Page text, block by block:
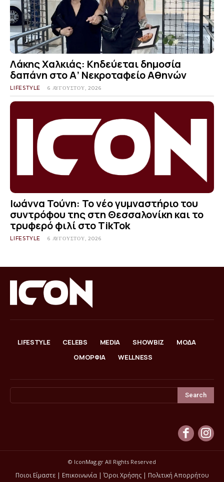
Λάκης Χαλκιάς: Κηδεύεται δημοσία
δαπάνη στο Α’ Νεκροταφείο Αθηνών
LIFESTYLE 6 ΑΥΓΟΎΣΤΟΥ, 2026
Ιωάννα Τούνη: Το νέο γυμναστήριο του
συντρόφου της στη Θεσσαλονίκη και το
τρυφερό φιλί στο TikTok
LIFESTYLE 6 ΑΥΓΟΎΣΤΟΥ, 2026
LIFESTYLE CELEBS MEDIA SHOWBIZ
ΜΟΔΑ
ΟΜΟΡΦΙΑ
WELLNESS
Search
© IconMag.gr All Rights Reserved
Ποιοι Είμαστε| Επικοινωνία|Όροι Χρήσης| Πολιτική Απορρήτου